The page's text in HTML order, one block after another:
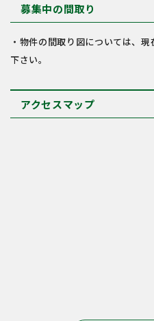
募集中の間取り
・物件の間取り図については、
下さい。
アクセスマップ